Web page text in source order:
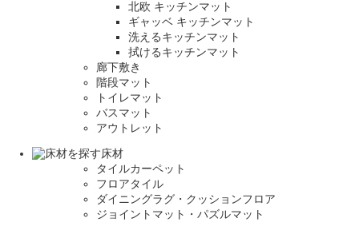
北欧 キッチンマット
ギャッベ キッチンマット
洗えるキッチンマット
拭けるキッチンマット
廊下敷き
階段マット
トイレマット
バスマット
アウトレット
床材
タイルカーペット
フロアタイル
ダイニングラグ・クッションフロア
ジョイントマット・パズルマット